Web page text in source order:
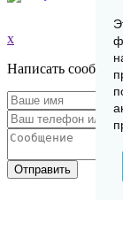
x
Написать
Отправить